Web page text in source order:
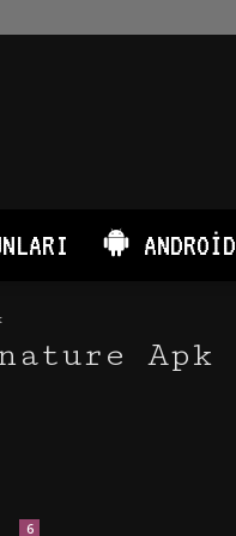
ANDROID
Apk
6